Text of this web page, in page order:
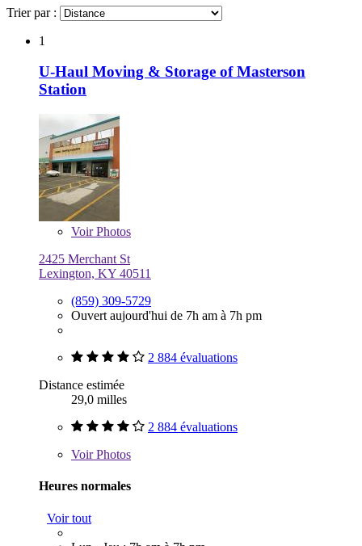
Trier par :
1
U-Haul Moving & Storage of Masterson
Station
VoirPhotos
2425 Merchant St
Lexington, KY 40511
(859) 309-5729
Ouvert aujourd'hui de 7h am à 7h pm
2 884 évaluations
Distance estimée
29,0 milles
2 884 évaluations
VoirPhotos
Heures normales
Voir tout